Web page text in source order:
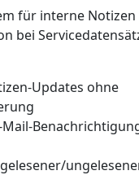
für interne
bei
Updates ohne